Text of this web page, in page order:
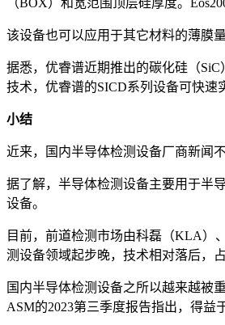
（BOX）和宽范围顶层硅厚度。
该设备也可以应用于其它材料的薄膜
据悉，优睿谱近期推出的碳化硅（SiC
技术，优睿谱的SICD系列设备可快速
小结
近来，国内半导体检测设备厂商新闻
据了解，半导体检测设备主要用于半
设备。
目前，前道检测市场由科磊（KLA）
测设备领域起步晚，技术相对落后，
国内半导体检测设备之所以越来越被
ASM的2023第三季度报告指出，得益